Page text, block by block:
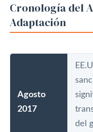
Cronología del
Adaptación
Agosto
2017
del